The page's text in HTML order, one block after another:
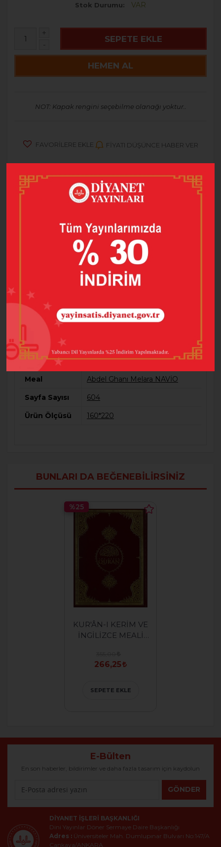
Stok Durumu VAR
+
-
SEPETE EKLE
HEMEN AL
NOT: Kapak rengini seçebilme olanağı yoktur..
FAVORILERE EKLE FIYATI DÜŞÜNCE HABER VER
ÜRÜN BILGISI YORUMLAR(0)
KUR'ÂN-I KERİM VE UKRAYNACA MEALİ (ORTA
9789751962669
Baskı Sayısı 5
Dil/Meal İspanyolca
Kapak Bilgisi
Kategori Kuran’ı Kerimler
Meal Abdel Ghanı Melara NAVİO
Sayfa Sayısı 604
Ürün Ölçüsü 160*220
BUNLARI DA BEĞENEBILIRSINIZ
KUR'ÂN-I KERİM VE
İNGİLİZCE MEALİ
266,25
%25
SEPETE EKLE
E-Bülten
En son haberler, bildirimler ve daha fazla tasarım için kaydolun
GÖNDER
DIYANET İŞLERI BAŞKANLIĞI
Dini Yayınlar Döner Sermaye Daire Başkanlığı
Adres : Üniversiteler Mah. Dumlupınar Bulvarı No:147/A
Çankaya/ANKARA